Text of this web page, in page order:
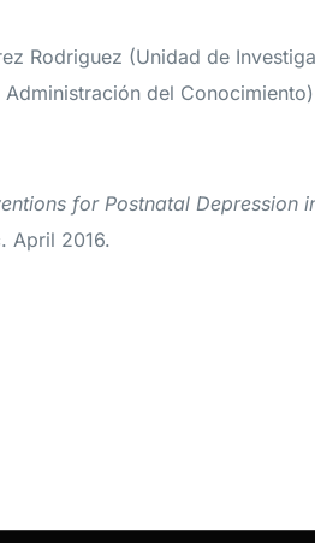
Rodriguez (Unidad de
del
for Postnatal Depression
April 2016.